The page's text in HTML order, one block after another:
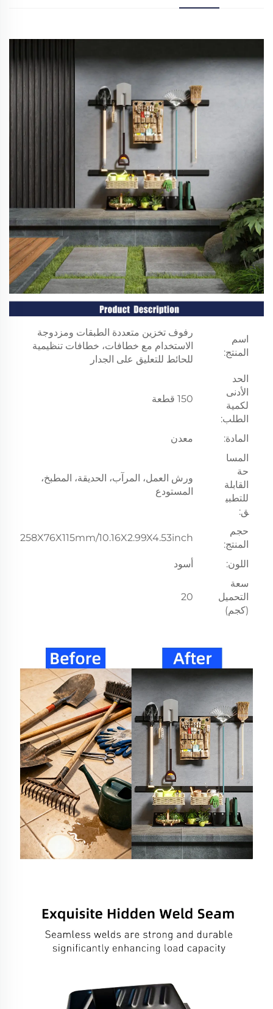
اسم
المنتج:
رفوف تخزين متعددة الطبقات ومزدوجة
الاستخدام مع خطافات، خطافات تنظيمية
للحائط للتعليق على الجدار
الحد
الأدنى
لكمية
الطلب:
150 قطعة
المادة:
معدن
المسا
حة
القابلة
للتطبي
ق:
ورش العمل، المرآب، الحديقة، المطبخ،
المستودع
حجم
المنتج:
258X76X115mm/10.16X2.99X4.53inch
اللون:
أسود
سعة
التحميل
(كجم)
20